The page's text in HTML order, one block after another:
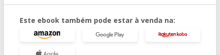
Este ebook também pode estar à venda na: